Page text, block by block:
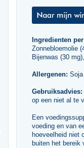
Ingredienten
Zonnebloemolie
Bijenwas (30
Allergenen: Soja
Gebruiksadvies:
op een niet al te
Een
voeding en van
hoeveelheid niet
buiten het bereik